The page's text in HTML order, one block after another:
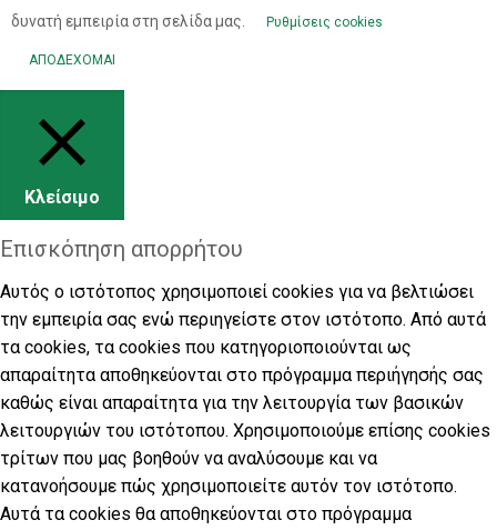
δυνατή εμπειρία στη σελίδα μας.
Ρυθμίσεις cookies
ΑΠΟΔΕΧΟΜΑΙ
Κλείσιμο
Επισκόπηση απορρήτου
Αυτός ο ιστότοπος χρησιμοποιεί cookies για να βελτιώσει
την εμπειρία σας ενώ περιηγείστε στον ιστότοπο. Από αυτά
τα cookies, τα cookies που κατηγοριοποιούνται ως
απαραίτητα αποθηκεύονται στο πρόγραμμα περιήγησής σας
καθώς είναι απαραίτητα για την λειτουργία των βασικών
λειτουργιών του ιστότοπου. Χρησιμοποιούμε επίσης cookies
τρίτων που μας βοηθούν να αναλύσουμε και να
κατανοήσουμε πώς χρησιμοποιείτε αυτόν τον ιστότοπο.
Αυτά τα cookies θα αποθηκεύονται στο πρόγραμμα